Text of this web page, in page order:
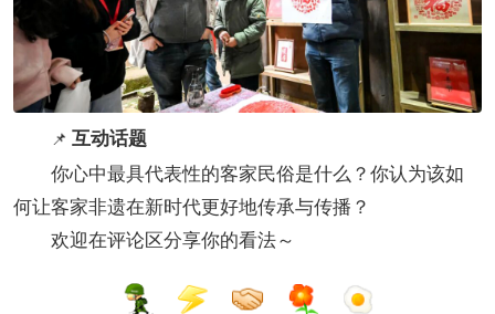
📌 互动话题
你心中最具代表性的客家民俗是什么？你认为该如
何让客家非遗在新时代更好地传承与传播？
欢迎在评论区分享你的看法～